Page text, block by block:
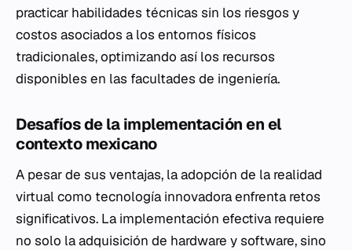
practicar habilidades técnicas sin los riesgos y
costos asociados a los entornos físicos
tradicionales, optimizando así los recursos
disponibles en las facultades de ingeniería.
Desafíos de la implementación en el
contexto mexicano
A pesar de sus ventajas, la adopción de la realidad
virtual como tecnología innovadora enfrenta retos
significativos. La implementación efectiva requiere
no solo la adquisición de hardware y software, sino